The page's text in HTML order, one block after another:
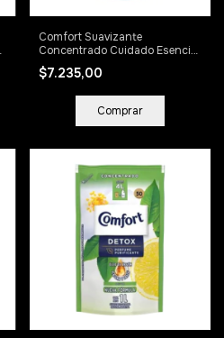
Comfort Suavizante
Concentrado Cuidado Esencial
doypack x 450 ml
$7.235,00